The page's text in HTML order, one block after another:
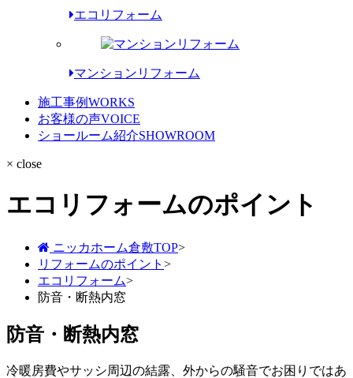
エコリフォーム
マンションリフォーム
施工事例WORKS
お客様の声VOICE
ショールーム紹介SHOWROOM
× close
エコリフォームのポイント
ニッカホーム倉敷TOP>
リフォームのポイント >
エコリフォーム>
防音・断熱内窓
防音・断熱内窓
冷暖房費やサッシ周辺の結露、外からの騒音でお困りではあ